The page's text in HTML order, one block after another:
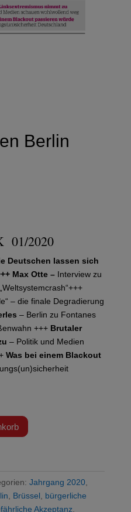
Berlin
01/2020
Deutschen lassen sich
Max Otte –Interview zu
– die finale Degradierung
– Berlin zu Fontanes
+++ Brutaler
– Politik und Medien
Was bei einem Blackout
Jahrgang 2020,
, Brüssel, bürgerliche
Akzeptanz,